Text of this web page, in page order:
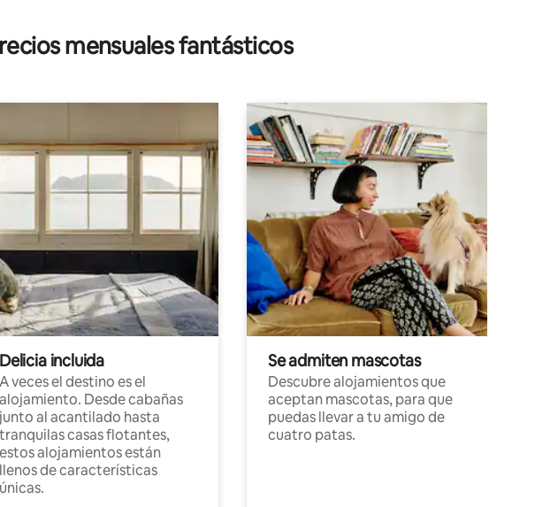
mensuales fantásticos
Delicia incluida
A veces el destino es el
alojamiento. Desde cabañas
junto al acantilado hasta
tranquilas casas flotantes,
estos alojamientos están
llenos de características
únicas.
Se admiten mascotas
Descubre alojamientos que
aceptan mascotas, para que
puedas llevar a tu amigo de
cuatro patas.